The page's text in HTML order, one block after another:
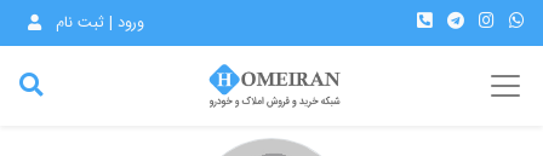
ورود | ثبت نام